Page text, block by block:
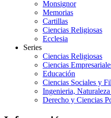
Monsignor
Memorias
Cartillas
Ciencias Religiosas
Ecclesia
Series
Ciencias Religiosas
Ciencias
Educación
Ciencias Sociales y
Ingenieria,
Derecho y Ciencias